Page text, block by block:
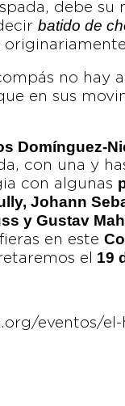
debe su
batido de
no hay
en sus
Domínguez-
con una y
con algunas
Johann
y Gustav
en este
el 19
eventos/